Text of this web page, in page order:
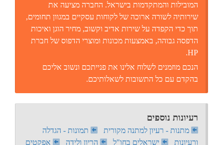
המובילות והמתקדמות בישראל. החברה מציעה את
שירותיה לשורה ארוכה של לקוחות עסקיים במגוון תחומים,
תוך כדי הקפדה על שירות אדיב וקשוב, מחיר הוגן ואיכות
הדפסה גבוהה, באמצעות מכונות ומוצרי הדפוס של חברת
HP.
הנכם מוזמנים לשלוח אלינו את פנייתכם ונשוב אליכם
בהקדם עם כל התשובות לשאלותיכם.
רעיונות נוספים
מתנות - רעיון למתנה מקורית
תמונות - הגדלה
ורעיונות
ישראלים בחו"ל הריון ולידה
אפקטים